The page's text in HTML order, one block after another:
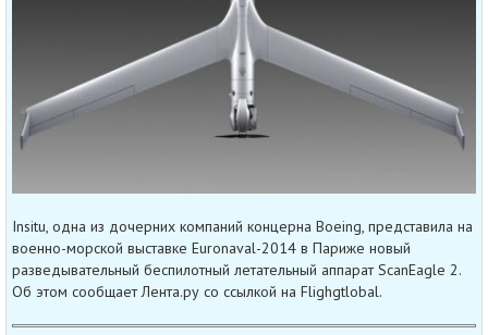
Insitu, одна из дочерних компаний концерна Boeing, представила на
военно-морской выставке Euronaval-2014 в Париже новый
разведывательный беспилотный летательный аппарат ScanEagle 2.
Об этом сообщает Лента.ру со ссылкой на Flighgtlobal.